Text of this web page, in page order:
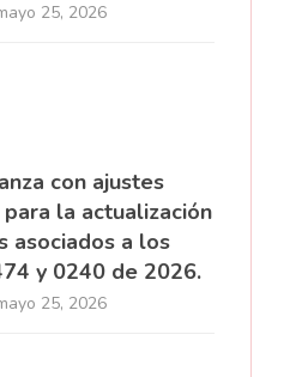
25, 2026
con ajustes
la actualización
asociados a los
y 0240 de 2026.
25, 2026